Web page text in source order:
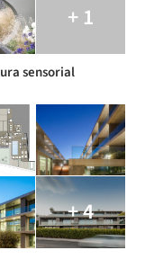
+ 1
sensorial
+ 4